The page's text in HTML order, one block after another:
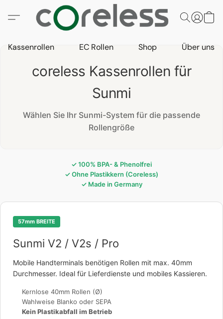
Kassenrollen EC Rollen Shop Über uns
coreless Kassenrollen für
Sunmi
Wählen Sie Ihr Sunmi-System für die passende
Rollengröße
✓ 100% BPA- & Phenolfrei
✓ Ohne Plastikkern (Coreless)
✓ Made in Germany
57mm BREITE
Sunmi V2 / V2s / Pro
Mobile Handterminals benötigen Rollen mit max. 40mm
Durchmesser. Ideal für Lieferdienste und mobiles Kassieren.
Kernlose 40mm Rollen (Ø)
Wahlweise Blanko oder SEPA
Kein Plastikabfall im Betrieb